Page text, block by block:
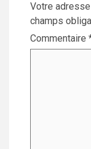
Votre
champs
Commentaire